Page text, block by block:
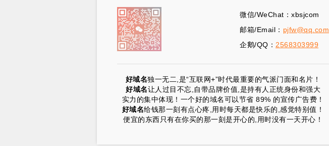
微信/WeChat：xbsjcom
邮箱/Email： pjfw@qq.com
企鹅/QQ： 2568303999
好域名独一无二,是“互联网+”时代最重要的气派门面和名片！
好域名让人过目不忘,自带品牌价值,是持有人正统身份和强大
实力的集中体现！一个好的域名可以节省 89% 的宣传广告费！
好域名给钱那一刻有点心疼,用时每天都是快乐的,感觉特别值！
便宜的东西只有在你买的那一刻是开心的,用时没有一天开心！